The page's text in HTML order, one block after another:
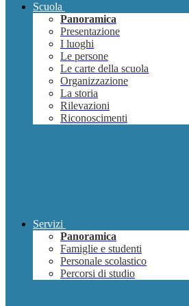
Scuola
Panoramica
Presentazione
I luoghi
Le persone
Le carte della scuola
Organizzazione
La storia
Rilevazioni
Riconoscimenti
Servizi
Panoramica
Famiglie e studenti
Personale scolastico
Percorsi di studio